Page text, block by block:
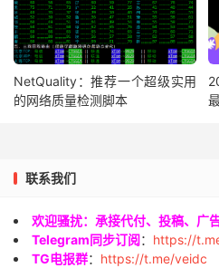
NetQuality：推荐一个超级实用
的网络质量检测脚本
联系我们
欢迎骚扰：承接代付、投稿、广告
Telegram同步订阅： https://
TG电报群： https://t.me/veidc